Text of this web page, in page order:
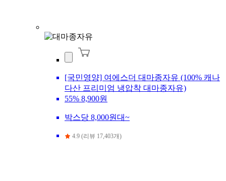
[국민영양] 여에스더 대마종자유 (100% 캐나
다산 프리미엄 냉압착 대마종자유)
55% 8,900원
박스당 8,000원대~
4.9 (리뷰 17,403개)